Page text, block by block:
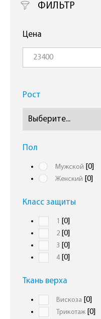
ФИЛЬТР
Цена
Рост
Пол
Мужской [0]
Женский [0]
Класс защиты
1 [0]
2 [0]
3 [0]
4[0]
Ткань верха
Вискоза [0]
Трикотаж [0]